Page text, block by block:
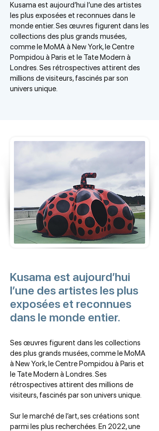
Kusama est aujourd’hui l’une des artistes
les plus exposées et reconnues dans le
monde entier. Ses œuvres figurent dans les
collections des plus grands musées,
comme le MoMA à New York, le Centre
Pompidou à Paris et le Tate Modern à
Londres. Ses rétrospectives attirent des
millions de visiteurs, fascinés par son
univers unique.
Kusama est aujourd’hui
l’une des artistes les plus
exposées et reconnues
dans le monde entier.
Ses œuvres figurent dans les collections
des plus grands musées, comme le MoMA
à New York, le Centre Pompidou à Paris et
le Tate Modern à Londres. Ses
rétrospectives attirent des millions de
visiteurs, fascinés par son univers unique.
Sur le marché de l’art, ses créations sont
parmi les plus recherchées. En 2022, une